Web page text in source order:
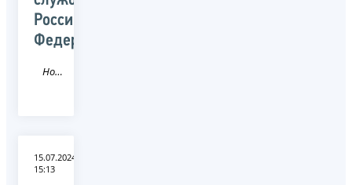
Российской
Федерации
Новость
15.07.2024
15:13